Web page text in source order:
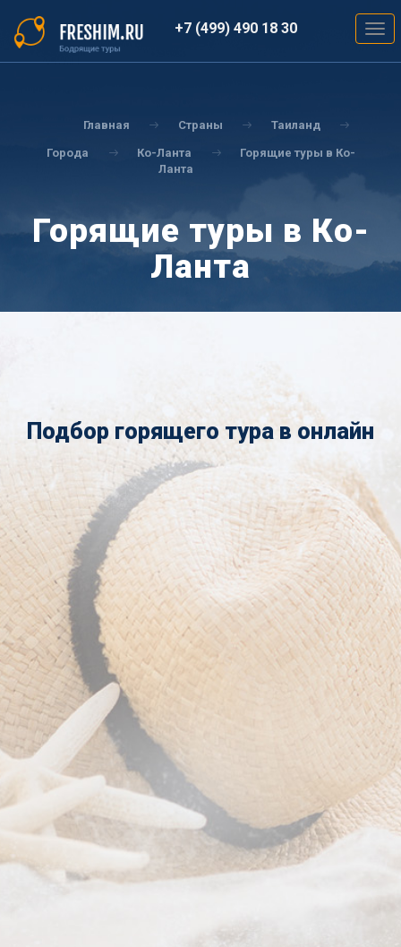
основному
содержанию
+7 (499) 490 18 30
Главная Страны Таиланд
Города Ко-Ланта
Горящие туры в Ко-
Ланта
Горящие туры в Ко-
Ланта
Подбор горящего тура в онлайн